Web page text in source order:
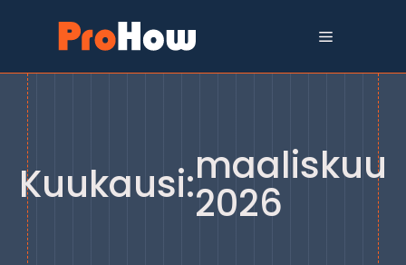
sisältöön
Valikko
Kuukausi:maaliskuu
2026